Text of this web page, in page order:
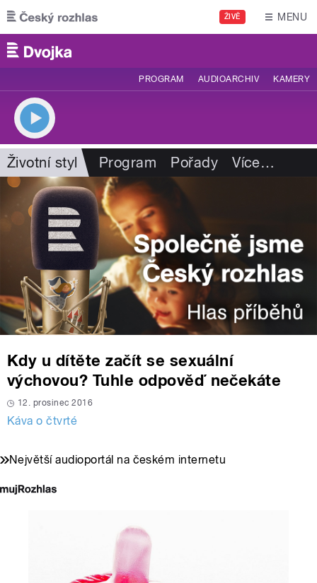
Přejít k hlavnímu obsahu
ŽIVĚ MENU
PROGRAM AUDIOARCHIV KAMERY
Životní styl Program Pořady Více…
Kdy u dítěte začít se sexuální
výchovou? Tuhle odpověď nečekáte
12. prosinec 2016
Káva o čtvrté
Největší audioportál na českém internetu